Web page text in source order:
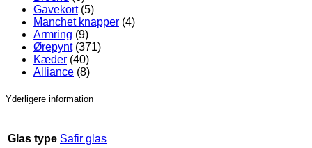
Gavekort (5)
Manchet knapper (4)
Armring (9)
Ørepynt (371)
Kæder (40)
Alliance (8)
Yderligere information
Glas type Safir glas